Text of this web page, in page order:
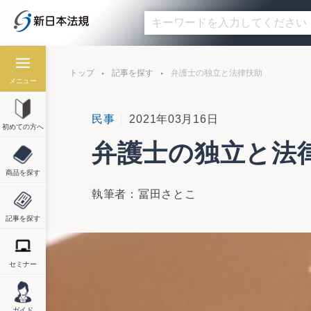
メニュー
初めての方へ
商品を探す
記事を探す
セミナー
トップ 記事を探す 弁護士の独立と法律扶助
民事 2021年03月16日
弁護士の独立と法
執筆者：冨田さとこ